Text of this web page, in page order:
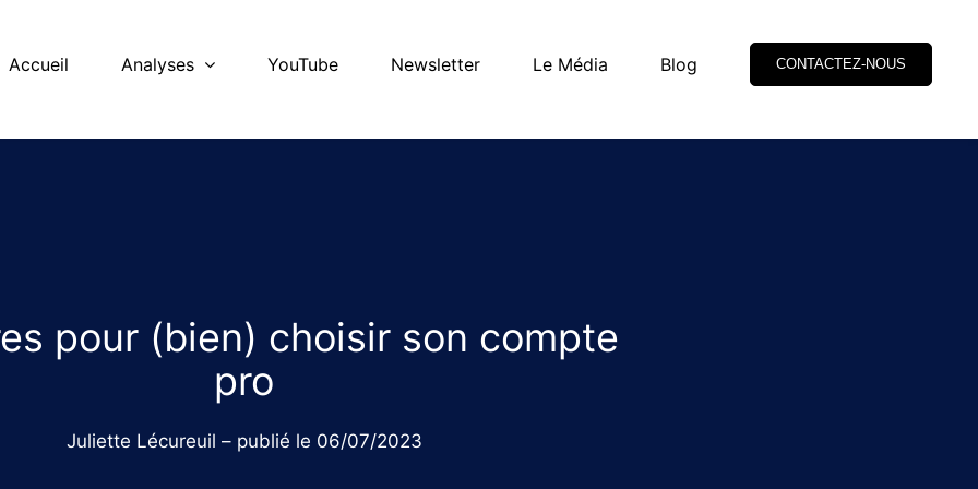
Accueil Analyses YouTube Newsletter Le Média Blog CONTACTEZ-NOUS
pour (bien) choisir son compte
pro
Juliette Lécureuil – publié le 06/07/2023